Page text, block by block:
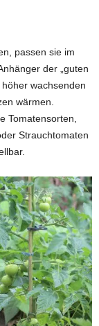
passen sie im
der „guten
wachsenden
wärmen.
Tomatensorten,
Strauchtomaten